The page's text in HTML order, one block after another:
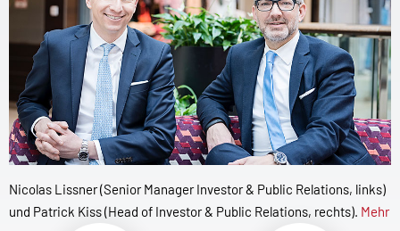
Nicolas Lissner (Senior Manager Investor & Public Relations, links)
und Patrick Kiss (Head of Investor & Public Relations, rechts). Mehr